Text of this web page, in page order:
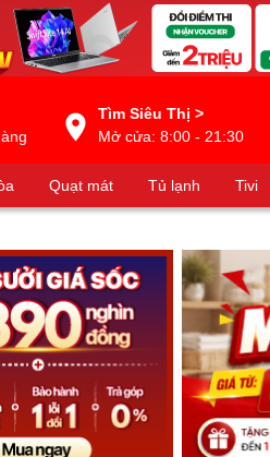
Tìm Siêu Thị >
Mở cửa: 8:00 - 21:30
Quạt mát Tủ lạnh Tivi